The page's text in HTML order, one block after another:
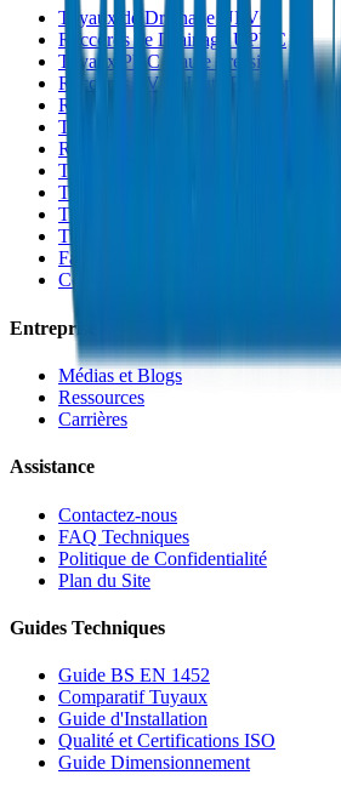
Tuyaux de Drainage UPVC
Raccords de Drainage UPVC
Tuyaux PVC Haute Pression
Raccords PVC Haute Pression
Raccords PVC SCH 40
Tuyaux de Gaine PVC
Raccords de Gaine PVC
Tuyaux Conduit PVC
Tuyaux PP-R
Tuyaux HDPE
Tuyaux PEX
Fabrications et Accessoires
Colles et Solvants
Entreprise
Médias et Blogs
Ressources
Carrières
Assistance
Contactez-nous
FAQ Techniques
Politique de Confidentialité
Plan du Site
Guides Techniques
Guide BS EN 1452
Comparatif Tuyaux
Guide d'Installation
Qualité et Certifications ISO
Guide Dimensionnement